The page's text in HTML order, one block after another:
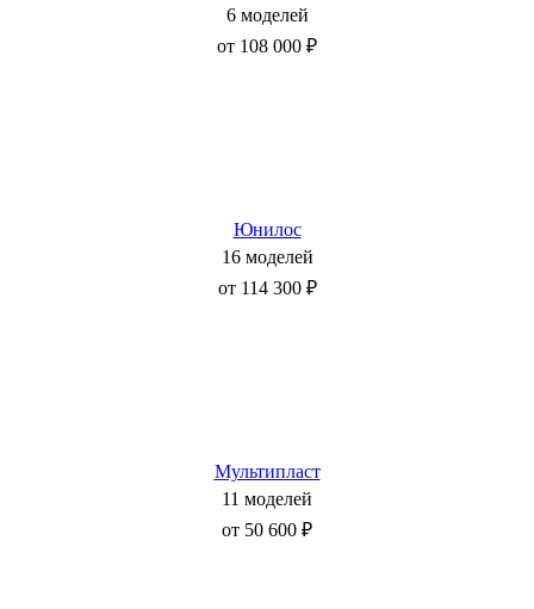
6 моделей
от 108 000 ₽
Юнилос
16 моделей
от 114 300 ₽
Мультипласт
11 моделей
от 50 600 ₽